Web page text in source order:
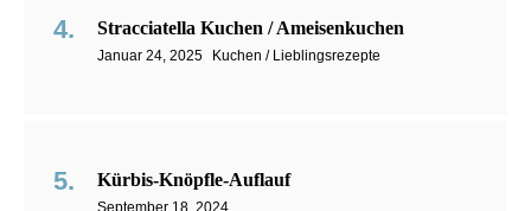
Stracciatella Kuchen / Ameisenkuchen
Januar 24, 2025 Kuchen / Lieblingsrezepte
Kürbis-Knöpfle-Auflauf
September 18, 2024